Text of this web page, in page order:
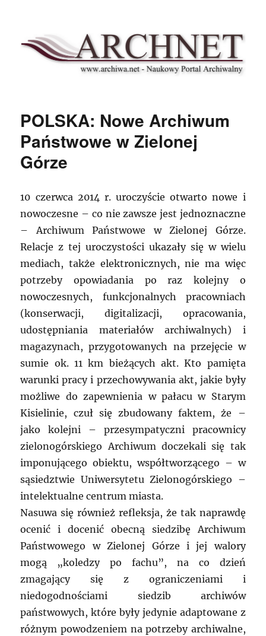
Archnet
POLSKA: Nowe Archiwum
Państwowe w Zielonej
Górze
10 czerwca 2014 r. uroczyście otwarto nowe i
nowoczesne – co nie zawsze jest jednoznaczne
– Archiwum Państwowe w Zielonej Górze.
Relacje z tej uroczystości ukazały się w wielu
mediach, także elektronicznych, nie ma więc
potrzeby opowiadania po raz kolejny o
nowoczesnych, funkcjonalnych pracowniach
(konserwacji, digitalizacji, opracowania,
udostępniania materiałów archiwalnych) i
magazynach, przygotowanych na przejęcie w
sumie ok. 11 km bieżących akt. Kto pamięta
warunki pracy i przechowywania akt, jakie były
możliwe do zapewnienia w pałacu w Starym
Kisielinie, czuł się zbudowany faktem, że –
jako kolejni – przesympatyczni pracownicy
zielonogórskiego Archiwum doczekali się tak
imponującego obiektu, współtworzącego – w
sąsiedztwie Uniwersytetu Zielonogórskiego –
intelektualne centrum miasta.
Nasuwa się również refleksja, że tak naprawdę
ocenić i docenić obecną siedzibę Archiwum
Państwowego w Zielonej Górze i jej walory
mogą „koledzy po fachu”, na co dzień
zmagający się z ograniczeniami i
niedogodnościami siedzib archiwów
państwowych, które były jedynie adaptowane z
różnym powodzeniem na potrzeby archiwalne,